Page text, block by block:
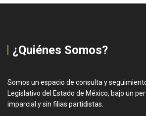
¿Quiénes Somos?
Somos un espacio de consulta y
Legislativo del Estado de México, bajo un
imparcial y sin filias partidistas.